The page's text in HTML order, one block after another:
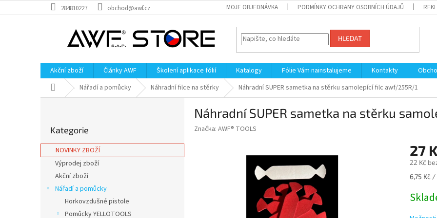
na
284810227 obchod@awf.cz MOJE OBJEDNÁVKA PODMÍNKY OCHRANY OSOBNÍCH ÚDAJŮ
HLEDAT
Akční zboží Články AWF Školení aplikace fólií Katalogy Fólie Vám nainstalujeme Kontakty
Domů Nářadí a pomůcky Náhradní filce na stěrky Náhradní SUPER sametka na stěrku samolepící filc awf/255R/1
r
a
kategorie
Kategorie
NOVINKY ZBOŽÍ
Výprodej zboží
Akční zboží
Nářadí a pomůcky
Horkovzdušné pistole
Pomůcky YELLOTOOLS
Náhradní SUPER sametka na stěrku
Značka: AWF® TOOLS
27
22 Kč
Měrná
6,75 Kč /